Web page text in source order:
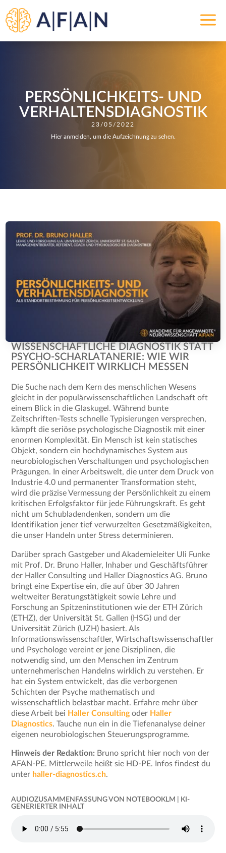
a
PERSÖNLICHKEITS- UND
VERHALTENSDIAGNOSTIK
23/05/2022
Hier anmelden, um die Aufzeichnung zu sehen.
WISSENSCHAFTLICHE DIAGNOSTIK STATT
PSYCHO-SCHARLATANERIE: WIE WIR
PERSÖNLICHKEIT WIRKLICH MESSEN
Die Suche nach dem Kern des menschlichen Wesens
gleicht in der populärwissenschaftlichen Landschaft oft
einem Blick in die Glaskugel. Während bunte
Zeitschriften-Tests schnelle Typisierungen versprechen,
kämpft die seriöse psychologische Diagnostik mit einer
enormen Komplexität. Ein Mensch ist kein statisches
Objekt, sondern ein hochdynamisches System aus
neurobiologischen Verschaltungen und psychologischen
Prägungen. In einer Arbeitswelt, die unter dem Druck von
Industrie 4.0 und permanenter Transformation steht,
wird die präzise Vermessung der Persönlichkeit zu einem
kritischen Erfolgsfaktor für jede Führungskraft. Es geht
nicht um Schubladendenken, sondern um die
Identifikation jener tief verwurzelten Gesetzmäßigkeiten,
die unser Handeln unter Stress determinieren.
Darüber sprach Gastgeber und Akademieleiter Uli Funke
mit Prof. Dr. Bruno Haller, Inhaber und Geschäftsführer
der Haller Consulting und Haller Diagnostics AG. Bruno
bringt eine Expertise ein, die auf über 30 Jahren
weltweiter Beratungstätigkeit sowie Lehre und
Forschung an Spitzeninstitutionen wie der ETH Zürich
(ETHZ), der Universität St. Gallen (HSG) und der
Universität Zürich (UZH) basiert. Als
Informationswissenschaftler, Wirtschaftswissenschaftler
und Psychologe vereint er jene Disziplinen, die
notwendig sind, um den Menschen im Zentrum
unternehmerischen Handelns wirklich zu verstehen. Er
hat ein System entwickelt, das die verborgenen
Schichten der Psyche mathematisch und
wissenschaftlich belastbar macht. Erfahre mehr über
diese Arbeit bei Haller Consultingoder Haller
Diagnostics. Tauche nun ein in die Tiefenanalyse deiner
eigenen neurobiologischen Steuerungsprogramme.
Hinweis der Redaktion: Bruno spricht hier noch von der
AFAN-PE. Mittlerweile heißt sie HD-PE. Infos findest du
unter haller-diagnostics.ch.
AUDIOZUSAMMENFASSUNG VON NOTEBOOKLM | KI-
GENERIERTER INHALT